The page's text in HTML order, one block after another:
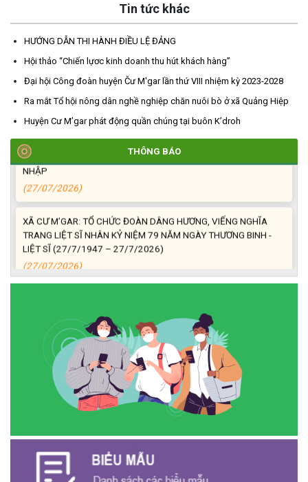
Tin tức khác
HƯỚNG DẪN THI HÀNH ĐIỀU LỆ ĐẢNG
Hội thảo “Chiến lựơc kinh doanh thu hút khách hàng”
Đại hội Công đoàn huyện Čư M'gar lần thứ VIII nhiệm kỳ 2023-2028
Ra mắt Tổ hội nông dân nghề nghiệp chăn nuôi bò ở xã Quảng Hiệp
Huyện Cư M’gar phát động quần chúng tại buôn K’droh
THÔNG BÁO
TRIỂN KHAI, GIAO NHIỆM VỤ TÌM KIẾM, QUY TẬP VÀ XÁC ĐỊNH
DANH TÍNH HÀI CỐT LIỆT SĨ
(27/07/2026)
CHÍNH SÁCH NHÂN NGÀY THƯƠNG BINH - LIỆT SĨ 27/7
(27/07/2026)
THÁNG ĐẦU NĂM VÀ KIỆN TOÀN TỔ CHỨC CHI HỘI SAU SÁP
NHẬP
(27/07/2026)
XÃ CƯ M’GAR: TỔ CHỨC ĐOÀN DÂNG HƯƠNG, VIẾNG NGHĨA
TRANG LIỆT SĨ NHÂN KỶ NIỆM 79 NĂM NGÀY THƯƠNG BINH -
LIỆT SĨ (27/7/1947 – 27/7/2026)
(27/07/2026)
NĂM NGÀY THƯƠNG BINH - LIỆT SĨ
(27/07/2026)
Phát biểu bế mạc Hội nghị Trung ương 3, khóa XIV của Tổng Bí
thư, Chủ tịch nước Tô Lâm
(26/07/2026)
QUỐC
(24/07/2026)